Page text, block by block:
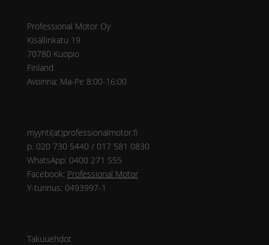
Professional Motor Oy
Kisällinkatu 19
70780 Kuopio
Finland
Avoinna: Ma-Pe 8:00-16:00
myynti(at)professionalmotor.fi
p. 020 730 5440 / 017 581 0830
WhatsApp: 0400 271 555
Facebook: Professional Motor
Y-tunnus: 0493997-1
Takuuehdot